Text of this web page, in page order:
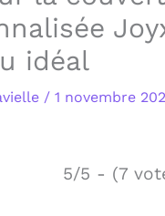
idéal
/ 1 novembre
5/5 - (7